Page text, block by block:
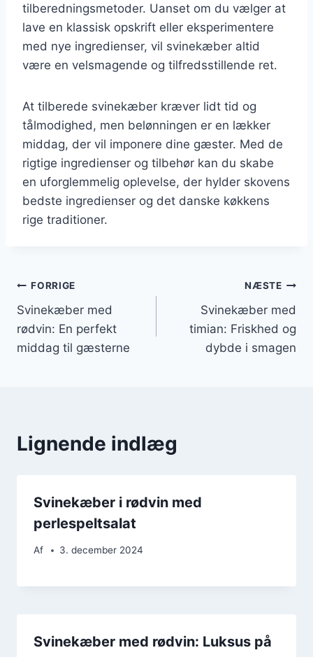
tilberedningsmetoder. Uanset om du vælger at
lave en klassisk opskrift eller eksperimentere
med nye ingredienser, vil svinekæber altid
være en velsmagende og tilfredsstillende ret.
At tilberede svinekæber kræver lidt tid og
tålmodighed, men belønningen er en lækker
middag, der vil imponere dine gæster. Med de
rigtige ingredienser og tilbehør kan du skabe
en uforglemmelig oplevelse, der hylder skovens
bedste ingredienser og det danske køkkens
rige traditioner.
Indlægsnavigation
FORRIGE
Svinekæber med
rødvin: En perfekt
middag til gæsterne
NÆSTE
Svinekæber med
timian: Friskhed og
dybde i smagen
Lignende indlæg
Svinekæber i rødvin med
perlespeltsalat
Af 3. december 2024
Svinekæber med rødvin: Luksus på